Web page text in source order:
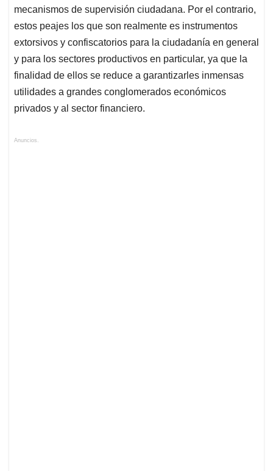
mecanismos de supervisión ciudadana. Por el contrario,
estos peajes los que son realmente es instrumentos
extorsivos y confiscatorios para la ciudadanía en general
y para los sectores productivos en particular, ya que la
finalidad de ellos se reduce a garantizarles inmensas
utilidades a grandes conglomerados económicos
privados y al sector financiero.
Anuncios.